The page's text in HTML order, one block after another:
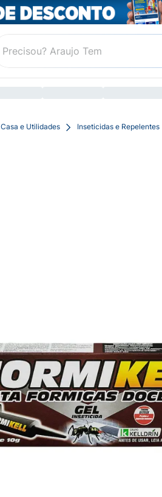
Casa e Utilidades Inseticidas e Repelentes